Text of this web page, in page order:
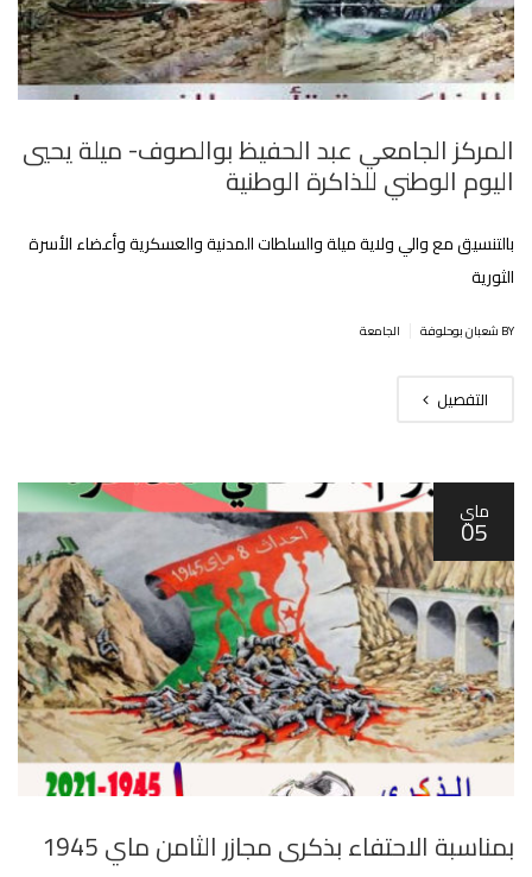
المركز الجامعي عبد الحفيظ بوالصوف- ميلة يحيي
اليوم الوطني للذاكرة الوطنية
بالتنسيق مع والي ولاية ميلة والسلطات المدنية والعسكرية وأعضاء الأسرة
الثورية‎
BY شعبان بوحلوفة الجامعة
التفصيل
ماي
05
بمناسبة الاحتفاء بذكرى مجازر الثامن ماي 1945